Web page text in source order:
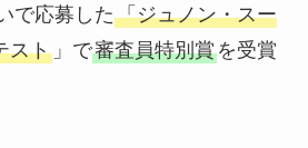
で応募した「ジュノン・スー
スト」で審査員特別賞を受賞